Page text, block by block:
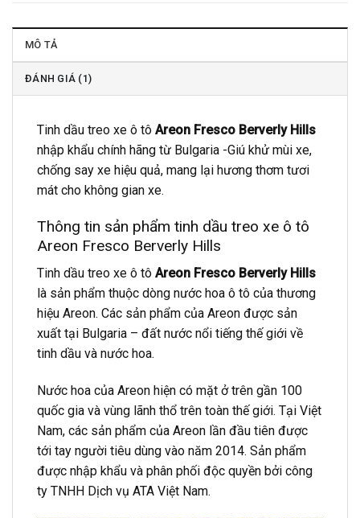
MÔ TẢ
ĐÁNH GIÁ (1)
Tinh dầu treo xe ô tô Areon Fresco Berverly Hills
nhập khẩu chính hãng từ Bulgaria -Giú khử mùi xe,
chống say xe hiệu quả, mang lại hương thơm tươi
mát cho không gian xe.
Thông tin sản phẩm tinh dầu treo xe ô tô
Areon Fresco Berverly Hills
Tinh dầu treo xe ô tô Areon Fresco Berverly Hills
là sản phẩm thuộc dòng nước hoa ô tô của thương
hiệu Areon. Các sản phẩm của Areon được sản
xuất tại Bulgaria – đất nước nổi tiếng thế giới về
tinh dầu và nước hoa.
Nước hoa của Areon hiện có mặt ở trên gần 100
quốc gia và vùng lãnh thổ trên toàn thế giới. Tại Việt
Nam, các sản phẩm của Areon lần đầu tiên được
tới tay người tiêu dùng vào năm 2014. Sản phẩm
được nhập khẩu và phân phối độc quyền bởi công
ty TNHH Dịch vụ ATA Việt Nam.